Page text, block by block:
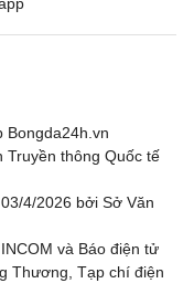
Bongda24h.vn
Truyền thông Quốc tế
4/2026 bởi Sở Văn
và Báo điện tử
Thương, Tạp chí điện